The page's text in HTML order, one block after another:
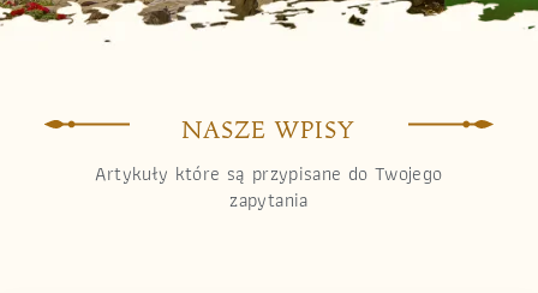
NASZE WPISY
Artykuły które są przypisane do Twojego
zapytania